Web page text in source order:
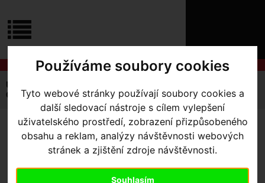
Používáme soubory cookies
Tyto webové stránky používají soubory cookies a
další sledovací nástroje s cílem vylepšení
uživatelského prostředí, zobrazení přizpůsobeného
obsahu a reklam, analýzy návštěvnosti webových
stránek a zjištění zdroje návštěvnosti.
Souhlasím
O
O
NÁKUPU
SLUŽBY
Úvodní strana
GPS Navigace
Pouzdro Garmin Edge 520/820
POUZDRO GARMIN EDGE
520/820